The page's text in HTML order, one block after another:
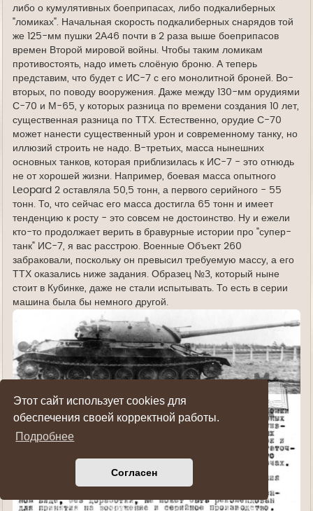
Этот сайт использует cookies для
обеспечения своей корректной работы.
Подробнее
Согласен
либо о кумулятивных боеприпасах, либо подкалиберных
"ломиках". Начальная скорость подкалиберных снарядов той
же 125-мм пушки 2А46 почти в 2 раза выше боеприпасов
времен Второй мировой войны. Чтобы таким ломикам
противостоять, надо иметь слоёную броню. А теперь
представим, что будет с ИС-7 с его монолитной броней. Во-
вторых, по поводу вооружения. Даже между 130-мм орудиями
С-70 и М-65, у которых разница по времени создания 10 лет,
существенная разница по ТТХ. Естественно, орудие С-70
может нанести существенный урон и современному танку, но
иллюзий строить не надо. В-третьих, масса нынешних
основных танков, которая приблизилась к ИС-7 - это отнюдь
не от хорошей жизни. Например, боевая масса опытного
Leopard 2 оставляла 50,5 тонн, а первого серийного - 55
тонн. То, что сейчас его масса достигла 65 тонн и имеет
тенденцию к росту - это совсем не достоинство. Ну и ежели
кто-то продолжает верить в бравурные истории про "супер-
танк" ИС-7, я вас расстрою. Военные Объект 260
забраковали, поскольку он превысил требуемую массу, а его
ТТХ оказались ниже задания. Образец №3, который ныне
стоит в Кубинке, даже не стали испытывать. То есть в серии
машина была бы немного другой.